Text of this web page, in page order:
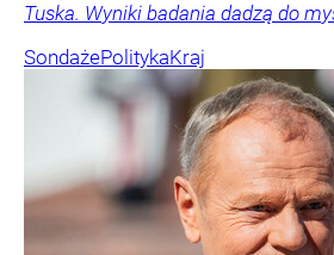
Tuska. Wyniki badania dadzą do
SondażePolitykaKraj